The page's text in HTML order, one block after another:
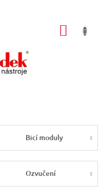
Bicí moduly
Ozvučení